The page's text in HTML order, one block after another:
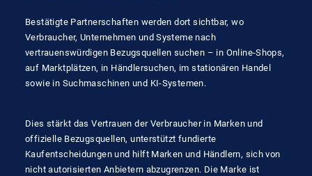
Bestätigte Partnerschaften werden dort sichtbar, wo
Verbraucher, Unternehmen und Systeme nach
vertrauenswürdigen Bezugsquellen suchen – in Online-Shops,
auf Marktplätzen, in Händlersuchen, im stationären Handel
sowie in Suchmaschinen und KI-Systemen.
Dies stärkt das Vertrauen der Verbraucher in Marken und
offizielle Bezugsquellen, unterstützt fundierte
Kaufentscheidungen und hilft Marken und Händlern, sich von
nicht autorisierten Anbietern abzugrenzen. Die Marke ist